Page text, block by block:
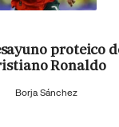
proteico
Ronaldo
Borja Sánchez